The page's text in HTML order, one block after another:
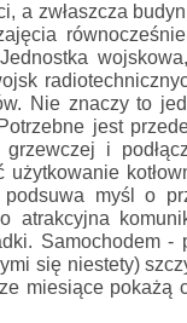
a zwłaszcza
Nie znaczy to
jest
i
myśl o
atrakcyjna
Samochodem -
się niestety)
miesiące pokażą